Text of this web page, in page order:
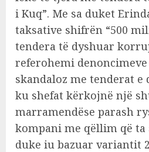
i Kuq”. Me sa duket
taksative shifrën “500
tendera të dyshuar
referohemi denoncimeve
skandaloz me tenderat e
ku shefat kërkojnë një
marramendëse parash
kompani me qëllim që ta
duke iu bazuar variantit